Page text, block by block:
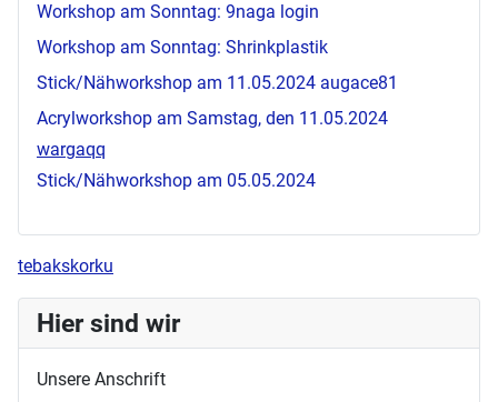
Workshop am Sonntag: 9naga login
Workshop am Sonntag: Shrinkplastik
Stick/Nähworkshop am 11.05.2024 augace81
Acrylworkshop am Samstag, den 11.05.2024
wargaqq
Stick/Nähworkshop am 05.05.2024
tebakskorku
Hier sind wir
Unsere Anschrift